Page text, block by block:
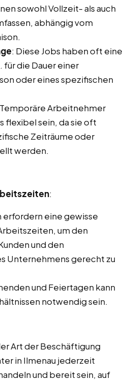
sowohl Vollzeit- als auch
abhängig vom
: Diese Jobs haben oft eine
für die Dauer einer
oder eines spezifischen
Arbeitnehmer
flexibel sein, da sie oft
Zeiträume oder
werden.
:
eine gewisse
um den
und den
Unternehmens gerecht zu
und Feiertagen kann
notwendig sein.
Art der Beschäftigung
in Ilmenau jederzeit
und bereit sein, auf